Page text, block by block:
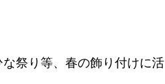
祭り等、春の飾り付けに活